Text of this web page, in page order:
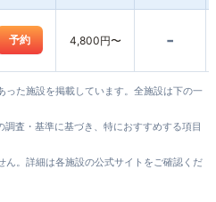
予約 4,800円〜 -
た施設を掲載しています。全施設は下の一
査・基準に基づき、特におすすめする項目
。詳細は各施設の公式サイトをご確認くだ